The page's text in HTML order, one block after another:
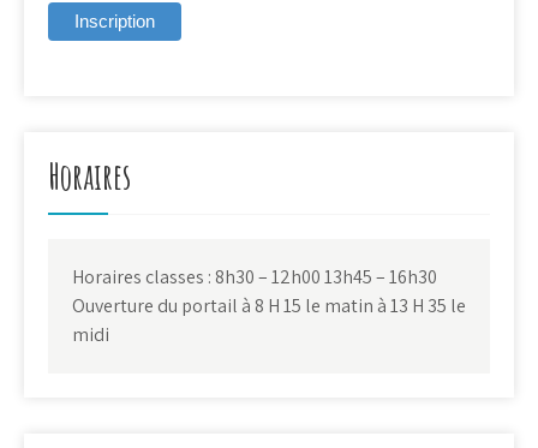
Horaires
Horaires classes : 8h30 – 12h00 13h45 – 16h30
Ouverture du portail à 8 H 15 le matin à 13 H 35 le
midi